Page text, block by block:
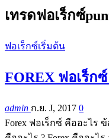
เทรดฟอเร็กซ์
ฟอเร็กซ์เริ่มต้น
FOREX ฟอเร็ก
admin ก.ย. J, 2017 0
Forex ฟอเร็กซ์ คืออะไร